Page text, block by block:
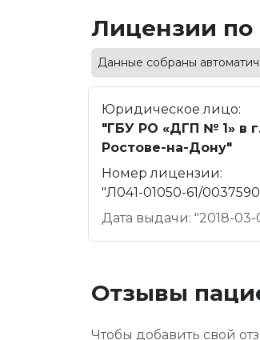
Лицензии по
Данные собраны
Юридическое лицо:
"ГБУ РО «ДГП № 1» в
Ростове-на-Дону"
Номер лицензии:
"Л041-01050-61/
Дата выдачи: "2018-03-
Отзывы
Чтобы добавить свой